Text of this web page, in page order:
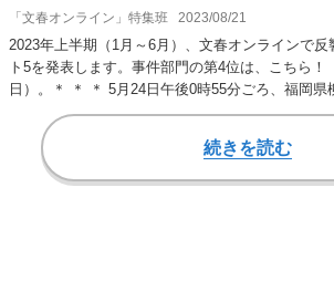
「文春オンライン」特集班 2023/08/21
2023年上半期（1月～6月）、文春オンラインで
ト5を発表します。事件部門の第4位は、こちら！
日）。＊ ＊ ＊ 5月24日午後0時55分ごろ、福岡
続きを読む